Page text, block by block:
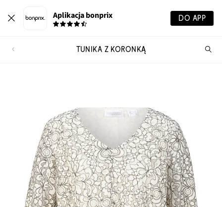
Aplikacja bonprix DO APP
TUNIKA Z KORONKĄ